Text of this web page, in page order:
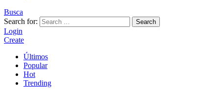
Busca
Search for:
Search
Login
Create
Últimos
Popular
Hot
Trending